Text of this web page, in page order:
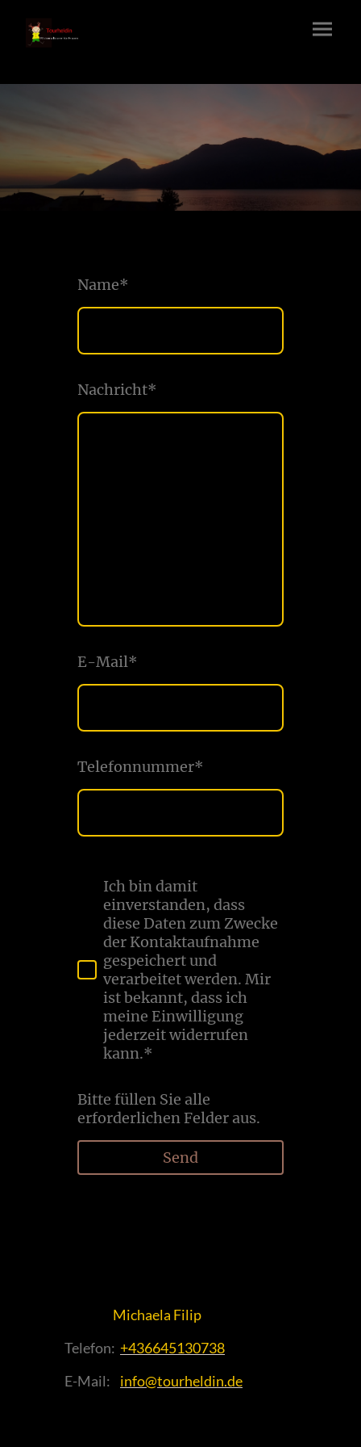
Name*
Nachricht*
E-Mail*
Telefonnummer*
Ich bin damit
einverstanden, dass
diese Daten zum Zwecke
der Kontaktaufnahme
gespeichert und
verarbeitet werden. Mir
ist bekannt, dass ich
meine Einwilligung
jederzeit widerrufen
kann.*
Bitte füllen Sie alle
erforderlichen Felder aus.
Send
Michaela Filip
Telefon: +436645130738
E-Mail: info@tourheldin.de